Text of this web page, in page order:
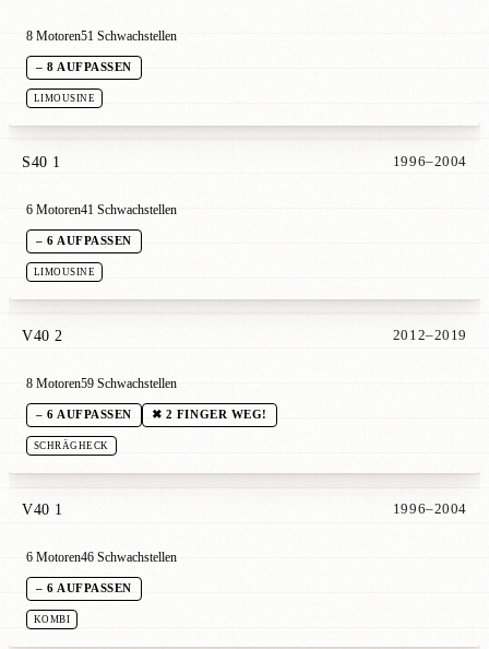
8 Motoren51 Schwachstellen
– 8 AUFPASSEN
LIMOUSINE
S40 1 1996–2004
6 Motoren41 Schwachstellen
– 6 AUFPASSEN
LIMOUSINE
V40 2 2012–2019
8 Motoren59 Schwachstellen
– 6 AUFPASSEN ✖ 2 FINGER WEG!
SCHRÄGHECK
V40 1 1996–2004
6 Motoren46 Schwachstellen
– 6 AUFPASSEN
KOMBI